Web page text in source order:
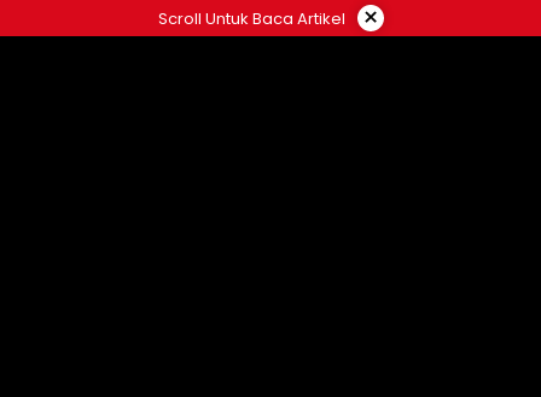
ke
Scroll Untuk Baca Artikel ×